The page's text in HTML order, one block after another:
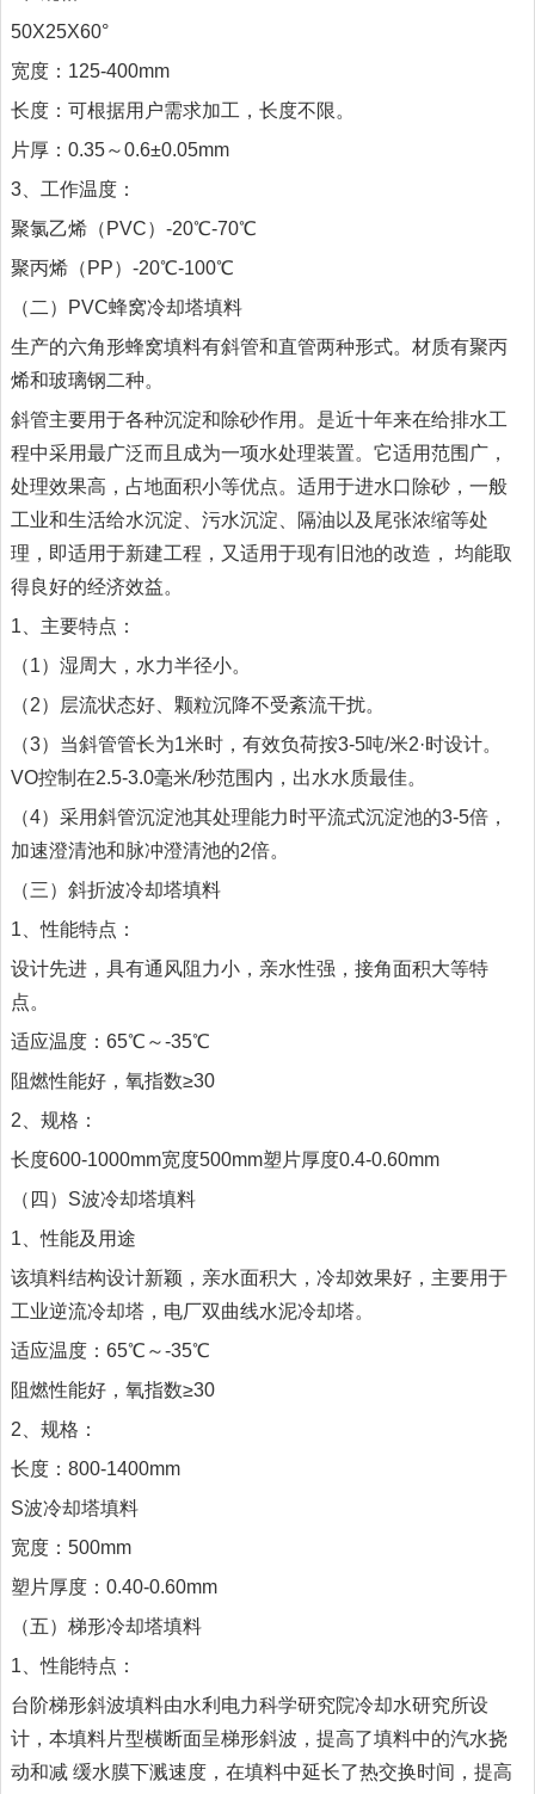
50X25X60°
宽度：125-400mm
长度：可根据用户需求加工，长度不限。
片厚：0.35～0.6±0.05mm
3、工作温度：
聚氯乙烯（PVC）-20℃-70℃
聚丙烯（PP）-20℃-100℃
（二）PVC蜂窝冷却塔填料
生产的六角形蜂窝填料有斜管和直管两种形式。材质有聚丙
烯和玻璃钢二种。
斜管主要用于各种沉淀和除砂作用。是近十年来在给排水工
程中采用最广泛而且成为一项水处理装置。它适用范围广，
处理效果高，占地面积小等优点。适用于进水口除砂，一般
工业和生活给水沉淀、污水沉淀、隔油以及尾张浓缩等处
理，即适用于新建工程，又适用于现有旧池的改造， 均能取
得良好的经济效益。
1、主要特点：
（1）湿周大，水力半径小。
（2）层流状态好、颗粒沉降不受紊流干扰。
（3）当斜管管长为1米时，有效负荷按3-5吨/米2·时设计。
VO控制在2.5-3.0毫米/秒范围内，出水水质最佳。
（4）采用斜管沉淀池其处理能力时平流式沉淀池的3-5倍，
加速澄清池和脉冲澄清池的2倍。
（三）斜折波冷却塔填料
1、性能特点：
设计先进，具有通风阻力小，亲水性强，接角面积大等特
点。
适应温度：65℃～-35℃
阻燃性能好，氧指数≥30
2、规格：
长度600-1000mm宽度500mm塑片厚度0.4-0.60mm
（四）S波冷却塔填料
1、性能及用途
该填料结构设计新颖，亲水面积大，冷却效果好，主要用于
工业逆流冷却塔，电厂双曲线水泥冷却塔。
适应温度：65℃～-35℃
阻燃性能好，氧指数≥30
2、规格：
长度：800-1400mm
S波冷却塔填料
宽度：500mm
塑片厚度：0.40-0.60mm
（五）梯形冷却塔填料
1、性能特点：
台阶梯形斜波填料由水利电力科学研究院冷却水研究所设
计，本填料片型横断面呈梯形斜波，提高了填料中的汽水挠
动和减 缓水膜下溅速度，在填料中延长了热交换时间，提高